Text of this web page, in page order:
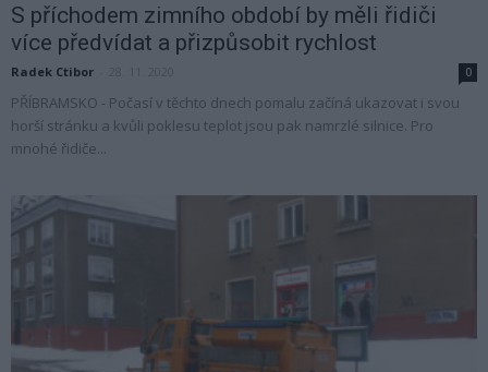
S příchodem zimního období by měli řidiči
více předvídat a přizpůsobit rychlost
Radek Ctibor 0
PŘÍBRAMSKO - Počasí v těchto dnech pomalu začíná ukazovat i svou
horší stránku a kvůli poklesu teplot jsou pak namrzlé silnice. Pro
mnohé řidiče...